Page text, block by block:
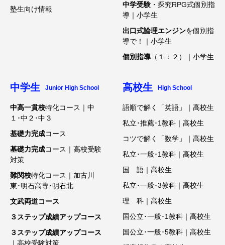
塾生向け情報
中学受験 ・探究RPG式個別指
導｜小学生
出口式論理エンジンを個別指
導で！｜小学生
個別指導 （１：２）｜小学生
中学生 Junior High School
中高一貫校特化コース｜中
１･中２･中３
基礎力完成コース
基礎力完成コース｜高校受験
対策
難関校特化コース｜加古川
東･明石高専･明石北
文武両道コース
３ステップ成績アップコース
３ステップ成績アップコース
｜高校受験対策
高校生 High School
語順で解く「英語」｜高校生
私立･推薦･1教科｜高校生
コツで解く「数学」｜高校生
私立･一般･1教科｜高校生
国 語｜高校生
私立･一般･3教科｜高校生
理 科｜高校生
国公立･一般･1教科｜高校生
国公立･一般･5教科｜高校生